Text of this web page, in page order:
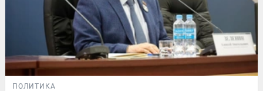
ПОЛИТИКА